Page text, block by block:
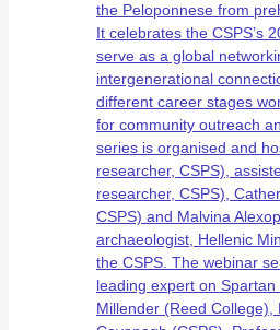
the Peloponnese from
It celebrates the CSPS’s
serve as a global
intergenerational
different career stages
for community outreach
series is organised and
researcher, CSPS),
researcher, CSPS),
CSPS) and Malvina
archaeologist, Hellenic
the CSPS. The webinar
leading expert on
Millender (Reed College),